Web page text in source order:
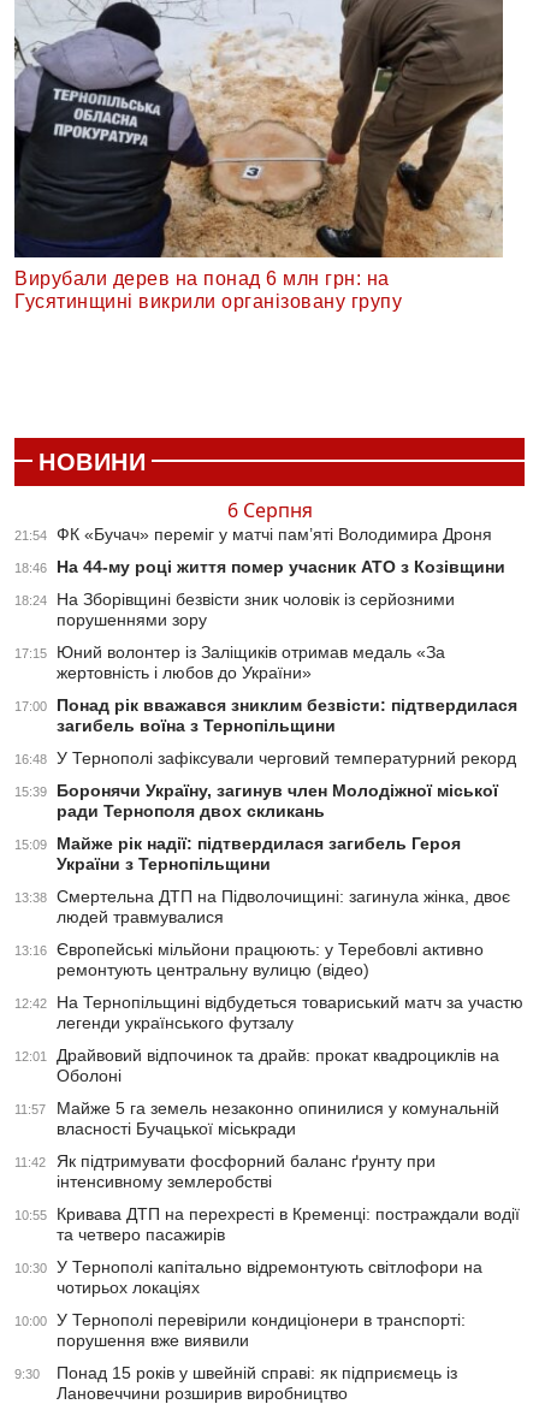
Вирубали дерев на понад 6 млн грн: на
Гусятинщині викрили організовану групу
НОВИНИ
6 Серпня
21:54 ФК «Бучач» переміг у матчі пам’яті Володимира Дроня
18:46 На 44-му році життя помер учасник АТО з Козівщини
18:24
На Зборівщині безвісти зник чоловік із серйозними
порушеннями зору
17:15
Юний волонтер із Заліщиків отримав медаль «За
жертовність і любов до України»
17:00
Понад рік вважався зниклим безвісти: підтвердилася
загибель воїна з Тернопільщини
16:48 У Тернополі зафіксували черговий температурний рекорд
15:39
Боронячи Україну, загинув член Молодіжної міської
ради Тернополя двох скликань
15:09
Майже рік надії: підтвердилася загибель Героя
України з Тернопільщини
13:38
Смертельна ДТП на Підволочищині: загинула жінка, двоє
людей травмувалися
13:16
Європейські мільйони працюють: у Теребовлі активно
ремонтують центральну вулицю (відео)
12:42
На Тернопільщині відбудеться товариський матч за участю
легенди українського футзалу
12:01
Драйвовий відпочинок та драйв: прокат квадроциклів на
Оболоні
11:57
Майже 5 га земель незаконно опинилися у комунальній
власності Бучацької міськради
11:42
Як підтримувати фосфорний баланс ґрунту при
інтенсивному землеробстві
10:55
Кривава ДТП на перехресті в Кременці: постраждали водії
та четверо пасажирів
10:30
У Тернополі капітально відремонтують світлофори на
чотирьох локаціях
10:00
У Тернополі перевірили кондиціонери в транспорті:
порушення вже виявили
9:30
Понад 15 років у швейній справі: як підприємець із
Лановеччини розширив виробництво